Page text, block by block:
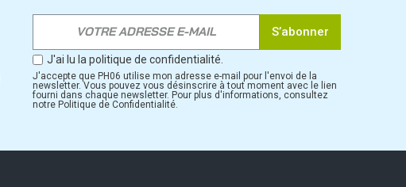
S’abonner
J'ai lu la politique de confidentialité.
J'accepte que PH06 utilise mon adresse e-mail pour l'envoi de la
newsletter. Vous pouvez vous désinscrire à tout moment avec le lien
fourni dans chaque newsletter. Pour plus d'informations, consultez
notre Politique de Confidentialité.